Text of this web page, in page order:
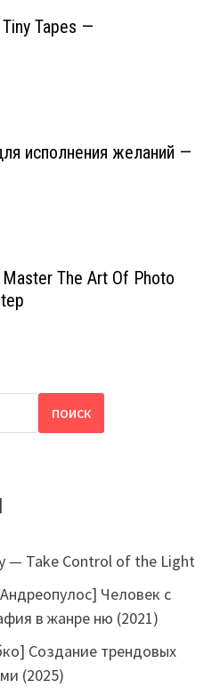
Tapes —
исполнения желаний —
The Art Of Photo
ПОИСК
— Take Control of the Light
Человек с
в жанре ню (2021)
Создание трендовых
(2025)